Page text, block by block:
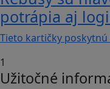
potrápia aj
Tieto kartičky
1
Užitočné